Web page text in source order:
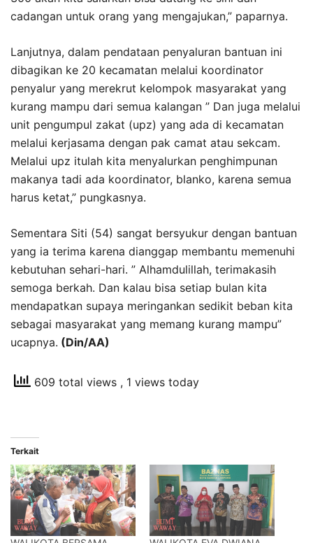
cadangan untuk orang yang mengajukan,” paparnya.
Lanjutnya, dalam pendataan penyaluran bantuan ini
dibagikan ke 20 kecamatan melalui koordinator
penyalur yang merekrut kelompok masyarakat yang
kurang mampu dari semua kalangan ” Dan juga melalui
unit pengumpul zakat (upz) yang ada di kecamatan
melalui kerjasama dengan pak camat atau sekcam.
Melalui upz itulah kita menyalurkan penghimpunan
makanya tadi ada koordinator, blanko, karena semua
harus ketat,” pungkasnya.
Sementara Siti (54) sangat bersyukur dengan bantuan
yang ia terima karena dianggap membantu memenuhi
kebutuhan sehari-hari. ” Alhamdulillah, terimakasih
semoga berkah. Dan kalau bisa setiap bulan kita
mendapatkan supaya meringankan sedikit beban kita
sebagai masyarakat yang memang kurang mampu”
ucapnya. (Din/AA)
609 total views , 1 views today
Terkait